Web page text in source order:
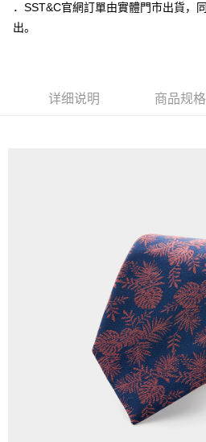
新竹物流離島宅配
．SST&C官網訂單由實體門市出貨，
出。
详细说明 商品规格